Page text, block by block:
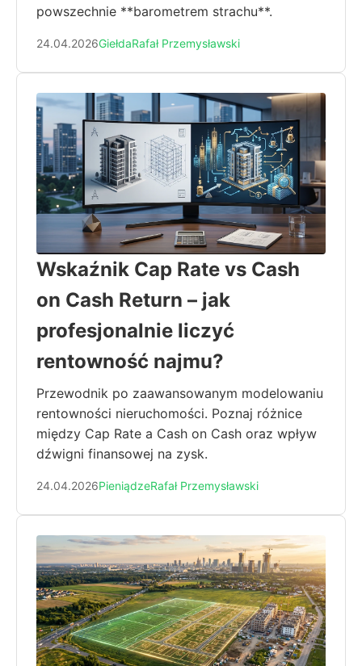
powszechnie **barometrem strachu**.
24.04.2026GiełdaRafał Przemysławski
Wskaźnik Cap Rate vs Cash
on Cash Return – jak
profesjonalnie liczyć
rentowność najmu?
Przewodnik po zaawansowanym modelowaniu
rentowności nieruchomości. Poznaj różnice
między Cap Rate a Cash on Cash oraz wpływ
dźwigni finansowej na zysk.
24.04.2026PieniądzeRafał Przemysławski